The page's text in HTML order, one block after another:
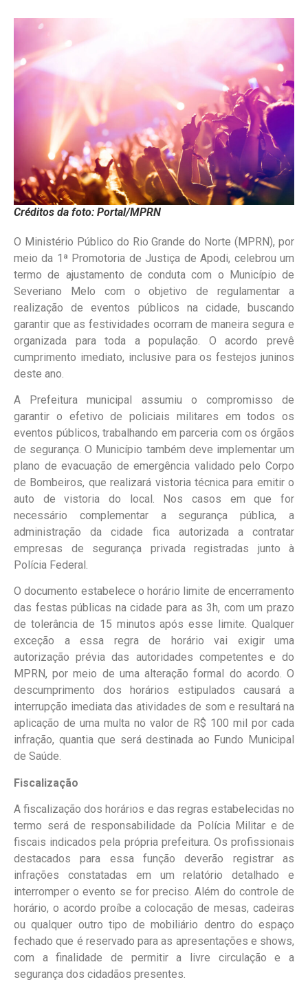
Créditos da foto: Portal/MPRN
O Ministério Público do Rio Grande do Norte (MPRN), por
meio da 1ª Promotoria de Justiça de Apodi, celebrou um
termo de ajustamento de conduta com o Município de
Severiano Melo com o objetivo de regulamentar a
realização de eventos públicos na cidade, buscando
garantir que as festividades ocorram de maneira segura e
organizada para toda a população. O acordo prevê
cumprimento imediato, inclusive para os festejos juninos
deste ano.
A Prefeitura municipal assumiu o compromisso de
garantir o efetivo de policiais militares em todos os
eventos públicos, trabalhando em parceria com os órgãos
de segurança. O Município também deve implementar um
plano de evacuação de emergência validado pelo Corpo
de Bombeiros, que realizará vistoria técnica para emitir o
auto de vistoria do local. Nos casos em que for
necessário complementar a segurança pública, a
administração da cidade fica autorizada a contratar
empresas de segurança privada registradas junto à
Polícia Federal.
O documento estabelece o horário limite de encerramento
das festas públicas na cidade para as 3h, com um prazo
de tolerância de 15 minutos após esse limite. Qualquer
exceção a essa regra de horário vai exigir uma
autorização prévia das autoridades competentes e do
MPRN, por meio de uma alteração formal do acordo. O
descumprimento dos horários estipulados causará a
interrupção imediata das atividades de som e resultará na
aplicação de uma multa no valor de R$ 100 mil por cada
infração, quantia que será destinada ao Fundo Municipal
de Saúde.
Fiscalização
A fiscalização dos horários e das regras estabelecidas no
termo será de responsabilidade da Polícia Militar e de
fiscais indicados pela própria prefeitura. Os profissionais
destacados para essa função deverão registrar as
infrações constatadas em um relatório detalhado e
interromper o evento se for preciso. Além do controle de
horário, o acordo proíbe a colocação de mesas, cadeiras
ou qualquer outro tipo de mobiliário dentro do espaço
fechado que é reservado para as apresentações e shows,
com a finalidade de permitir a livre circulação e a
segurança dos cidadãos presentes.